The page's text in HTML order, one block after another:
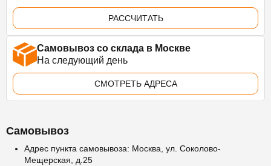
РАССЧИТАТЬ
Самовывоз со склада в Москве
На следующий день
СМОТРЕТЬ АДРЕСА
Самовывоз
Адрес пункта самовывоза: Москва, ул. Соколово-
Мещерская, д.25